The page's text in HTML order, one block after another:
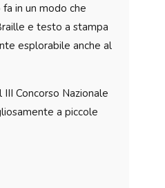
in un modo che
e testo a stampa
esplorabile anche al
Concorso Nazionale
a piccole